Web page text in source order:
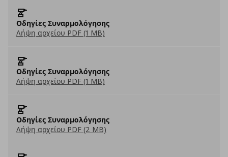
Οδηγίες Συναρμολόγησης
Λήψη αρχείου PDF (1 MB)
Οδηγίες Συναρμολόγησης
Λήψη αρχείου PDF (1 MB)
Οδηγίες Συναρμολόγησης
Λήψη αρχείου PDF (2 MB)